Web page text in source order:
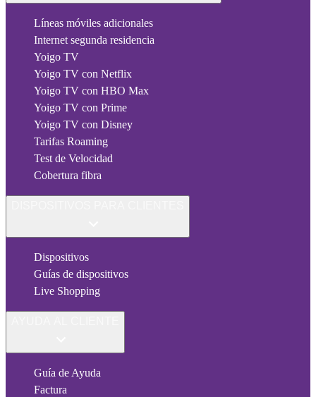
Líneas móviles adicionales
Internet segunda residencia
Yoigo TV
Yoigo TV con Netflix
Yoigo TV con HBO Max
Yoigo TV con Prime
Yoigo TV con Disney
Tarifas Roaming
Test de Velocidad
Cobertura fibra
Dispositivos
Guías de dispositivos
Live Shopping
Guía de Ayuda
Factura